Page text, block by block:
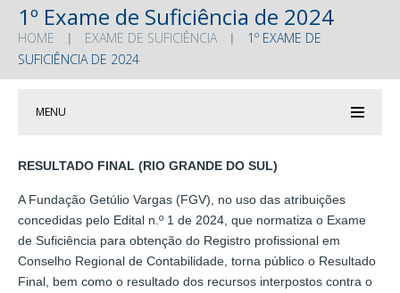
1º Exame de Suficiência de 2024
HOME EXAME DE SUFICIÊNCIA
1º EXAME DE
SUFICIÊNCIA DE 2024
MENU
RESULTADO FINAL (RIO GRANDE DO SUL)
A Fundação Getúlio Vargas (FGV), no uso das atribuições
concedidas pelo Edital n.º 1 de 2024, que normatiza o Exame
de Suficiência para obtenção do Registro profissional em
Conselho Regional de Contabilidade, torna público o Resultado
Final, bem como o resultado dos recursos interpostos contra o